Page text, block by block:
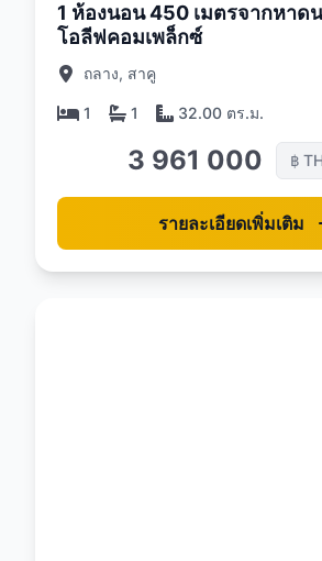
1 ห้องนอน 450 เมตรจากหาด
โอลีฟคอมเพล็กซ์
ถลาง, สาคู
1 1 32.00 ตร.ม.
3 961 000 ฿
รายละเอียดเพิ่มเติม